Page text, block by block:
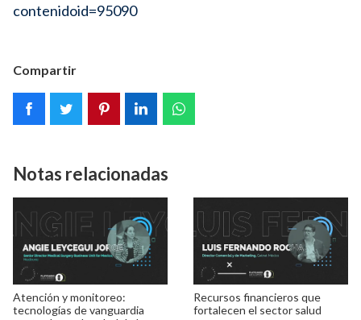
contenidoid=95090
Compartir
Notas relacionadas
Atención y monitoreo:
tecnologías de vanguardia
Recursos financieros que
fortalecen el sector salud